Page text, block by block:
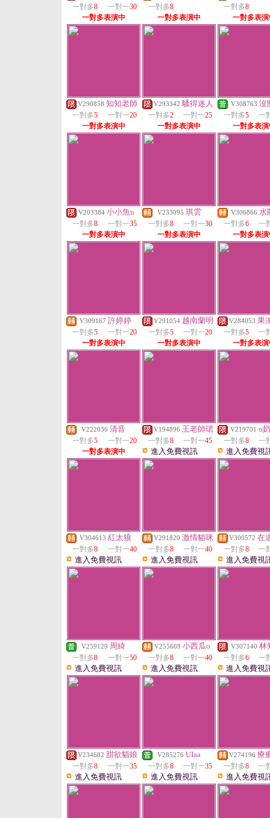
一對多8 一對一30
一對多表演中
一對多8
一對多表演中
一對多8
一對多表
V290858 知知老師
一對多5 一對一20
一對多表演中
V293342 騷得迷人
一對多2 一對一25
一對多表演中
V308763 沒
一對多5
一
一對多表
V203384 小小魚u
一對多8 一對一35
一對多表演中
V233095 琪雲
一對多8 一對一30
一對多表演中
V306866 水
一對多6
一
一對多表
V309167 許婷婷
一對多5 一對一20
一對多表演中
V291054 越南蘭明
一對多5 一對一20
一對多表演中
V284053 果
一對多5
一
一對多表
V222036 清音
一對多5 一對一20
一對多表演中
V194896 王老師珺
一對多8 一對一45
進入免費視訊
V219701 o
一對多8 一
進入免費視
V304613 紅太狼
一對多8 一對一40
進入免費視訊
V291820 激情貓咪
一對多8 一對一40
進入免費視訊
V300572 在
一對多8 一
進入免費視
V259129 周綺
一對多8 一對一50
進入免費視訊
V255669 小西瓜o
一對多8 一對一40
進入免費視訊
V307140 林
一對多6 一
進入免費視
V234682 甜欲貓娘
一對多8 一對一35
進入免費視訊
V285276 UIaa
一對多8 一對一35
進入免費視訊
V274196 療
一對多8 一
進入免費視